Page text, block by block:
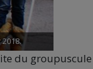
du groupuscule